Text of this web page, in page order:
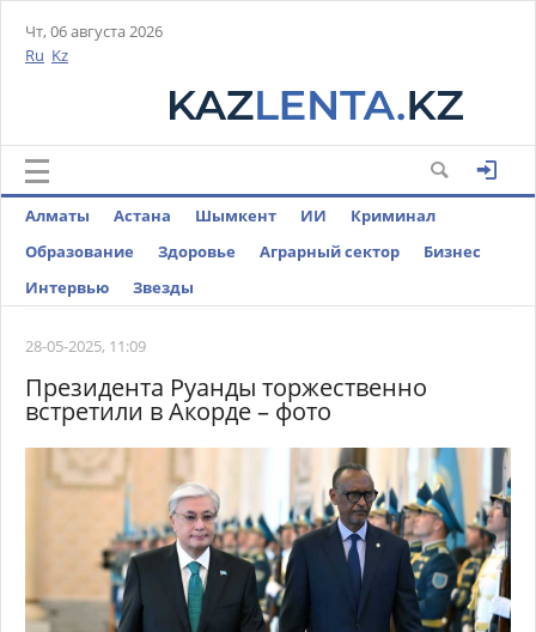
Чт, 06 августа 2026
Ru Kz
Алматы Астана Шымкент ИИ
Криминал
Образование
Здоровье Аграрный сектор
Бизнес
Интервью
Звезды
28-05-2025, 11:09
Президента Руанды торжественно
встретили в Акорде – фото